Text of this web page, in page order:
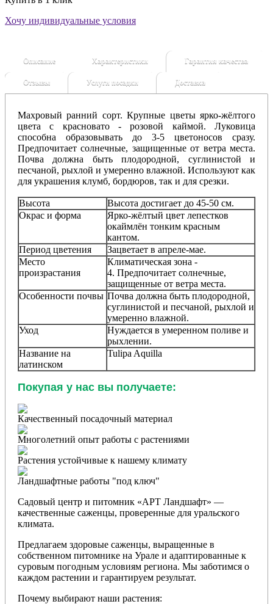
Хочу индивидуальные условия
Описание Характеристики Гарантия качества
Отзывы Услуги посадки Доставка
Махровый ранний сорт. Крупные цветы ярко-жёлтого
цвета с красновато - розовой каймой. Луковица
способна образовывать до 3-5 цветоносов сразу.
Предпочитает солнечные, защищенные от ветра места.
Почва должна быть плодородной, суглинистой и
песчаной, рыхлой и умеренно влажной. Используют как
для украшения клумб, бордюров, так и для срезки.
Высота
Высота достигает до 45-50 см.
Окрас и форма
Ярко-жёлтый цвет лепестков
окаймлён тонким красным
кантом.
Период цветения
Зацветает в апреле-мае.
Место
произрастания
Климатическая зона -
4. Предпочитает солнечные,
защищенные от ветра места.
Особенности почвы Почва должна быть плодородной,
суглинистой и песчаной, рыхлой и
умеренно влажной.
Уход
Нуждается в умеренном поливе и
рыхлении.
Название на
латинском
Tulipa Aquilla
Покупая у нас вы получаете:
Качественный посадочный материал
Многолетний опыт работы с растениями
Растения устойчивые к нашему климату
Ландшафтные работы "под ключ"
Садовый центр и питомник «АРТ Ландшафт» —
качественные саженцы, проверенные для уральского
климата.
Предлагаем здоровые саженцы, выращенные в
собственном питомнике на Урале и адаптированные к
суровым погодным условиям региона. Мы заботимся о
каждом растении и гарантируем результат.
Почему выбирают наши растения: